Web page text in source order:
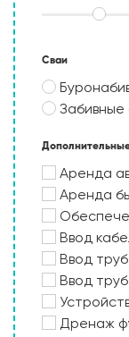
Сваи
Забивные
Аренда
Аренда
Ввод
Ввод
Ввод
Дренаж